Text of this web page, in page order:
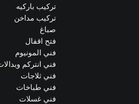
تركيب باركيه
تركيب مداخن
صباغ
فتح اقفال
فني المونيوم
فني انتركم
فني ثلاجات
فني طباخات
فني غسلات